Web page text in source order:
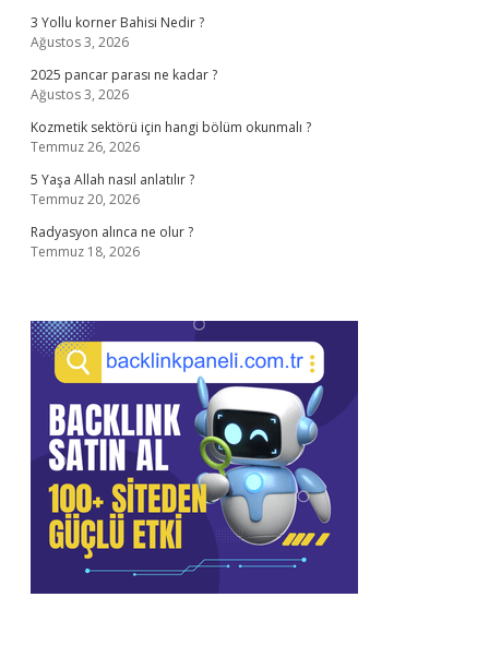
3 Yollu korner Bahisi Nedir ?
Ağustos 3, 2026
2025 pancar parası ne kadar ?
Ağustos 3, 2026
Kozmetik sektörü için hangi bölüm okunmalı ?
Temmuz 26, 2026
5 Yaşa Allah nasıl anlatılır ?
Temmuz 20, 2026
Radyasyon alınca ne olur ?
Temmuz 18, 2026